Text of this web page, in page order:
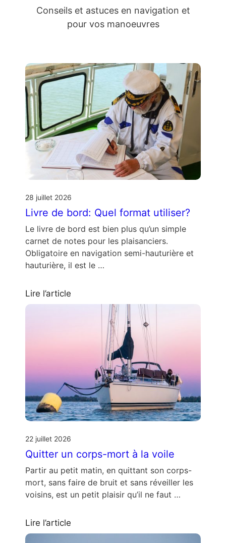
Conseils et astuces en navigation et
pour vos manoeuvres
28 juillet 2026
Livre de bord: Quel format utiliser?
Le livre de bord est bien plus qu’un simple
carnet de notes pour les plaisanciers.
Obligatoire en navigation semi-hauturière et
hauturière, il est le …
Lire l’article
22 juillet 2026
Quitter un corps-mort à la voile
Partir au petit matin, en quittant son corps-
mort, sans faire de bruit et sans réveiller les
voisins, est un petit plaisir qu’il ne faut …
Lire l’article